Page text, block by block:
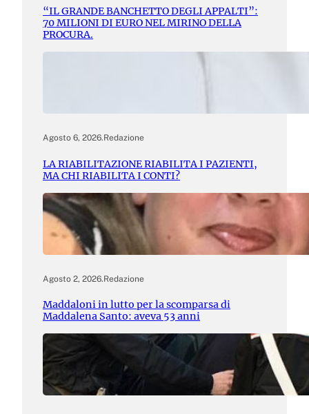
“IL GRANDE BANCHETTO DEGLI APPALTI”:
70 MILIONI DI EURO NEL MIRINO DELLA
PROCURA.
Agosto 6, 2026.Redazione
LA RIABILITAZIONE RIABILITA I PAZIENTI,
MA CHI RIABILITA I CONTI?
Agosto 2, 2026.Redazione
Maddaloni in lutto per la scomparsa di
Maddalena Santo: aveva 53 anni